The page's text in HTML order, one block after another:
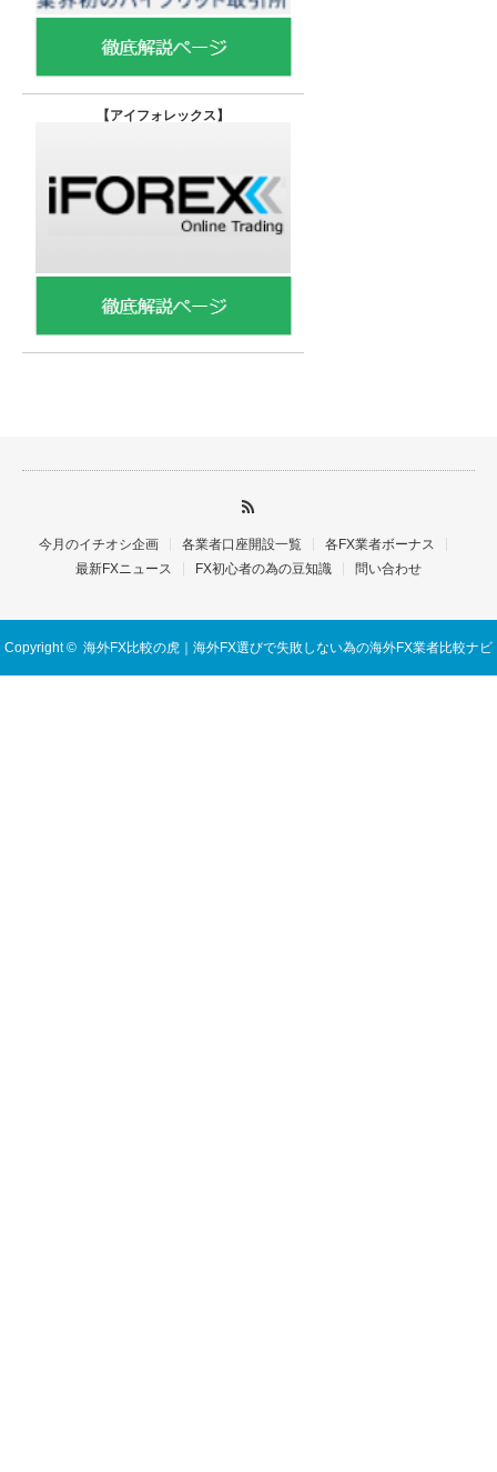
【アイフォレックス】
今月のイチオシ企画 各業者口座開設一覧
各FX業者ボーナス
最新FXニュース
FX初心者の為の豆知識 問い合わせ
Copyright © 海外FX比較の虎｜海外FX選びで失敗しない為の海外FX業者比較ナビ